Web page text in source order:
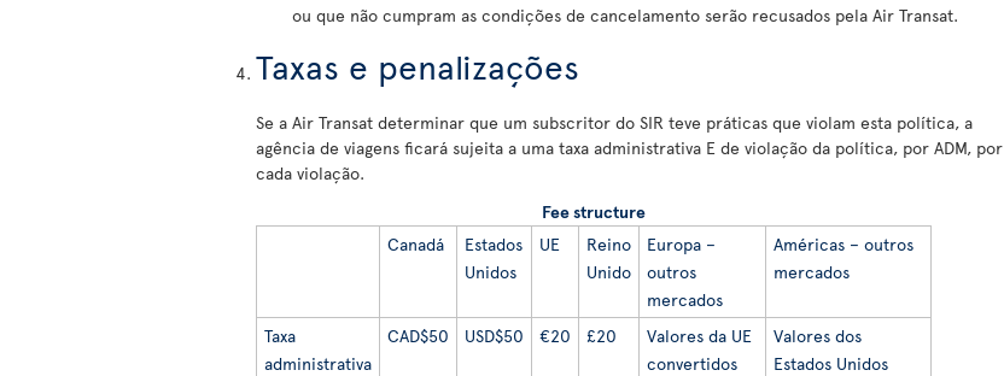
ou que não cumpram as condições de cancelamento serão recusados pela Air Transat.
Taxas e penalizações
Se a Air Transat determinar que um subscritor do SIR teve práticas que violam esta política, a
agência de viagens ficará sujeita a uma taxa administrativa E de violação da política, por ADM, por
cada violação.
Fee structure
Canadá
Estados
Unidos
UE
Reino
Unido
Europa –
outros
mercados
Américas – outros
mercados
Taxa
administrativa
CAD$50 USD$50 €20 £20
Valores da UE
convertidos
Valores dos
Estados Unidos